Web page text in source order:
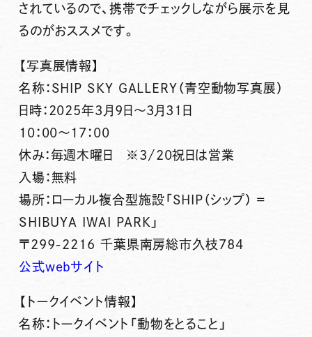
されているので、携帯でチェックしながら展示を見
るのがおススメです。
【写真展情報】
名称：SHIP SKY GALLERY（青空動物写真展）
日時：2025年3月9日～3月31日
10：00～17：00
休み：毎週木曜日 ※3/20祝日は営業
入場：無料
場所：ローカル複合型施設「SHIP（シップ） =
SHIBUYA IWAI PARK」
〒299-2216 千葉県南房総市久枝784
公式webサイト
【トークイベント情報】
名称：トークイベント「動物をとること」